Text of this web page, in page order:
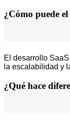
¿Cómo puede
El desarrollo
la escalabilidad y
¿Qué hace